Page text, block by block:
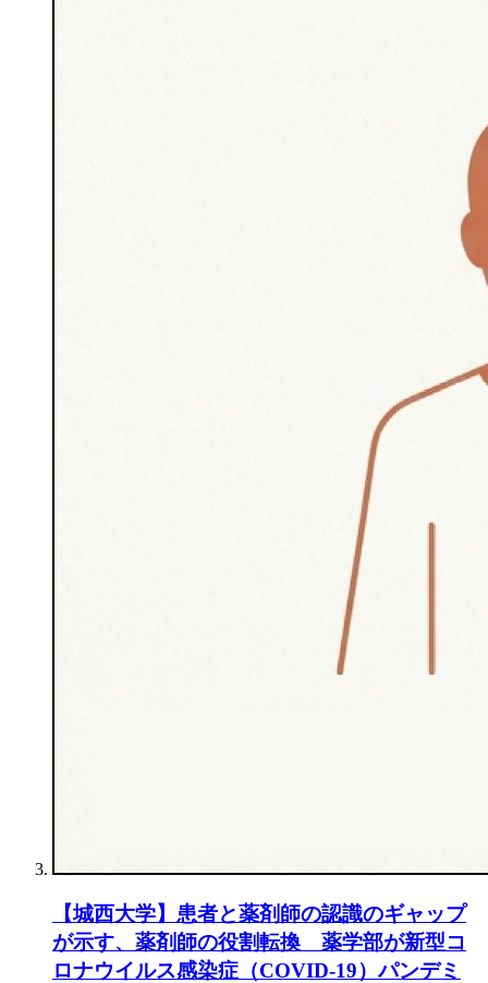
【城西大学】患者と薬剤師の認識のギャップ
が示す、薬剤師の役割転換 薬学部が新型コ
ロナウイルス感染症（COVID-19）パンデミ